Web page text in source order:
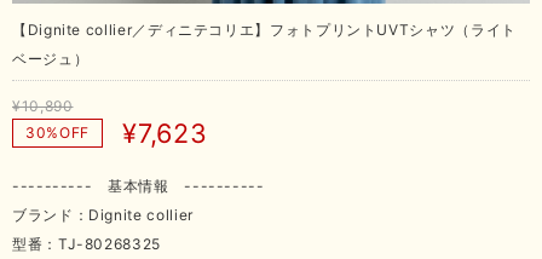
【Dignite collier／ディニテコリエ】フォトプリントUVTシャツ（ライト
ベージュ）
¥10,890
30%OFF
¥7,623
---------- 基本情報 ----------
ブランド：Dignite collier
型番：TJ-80268325